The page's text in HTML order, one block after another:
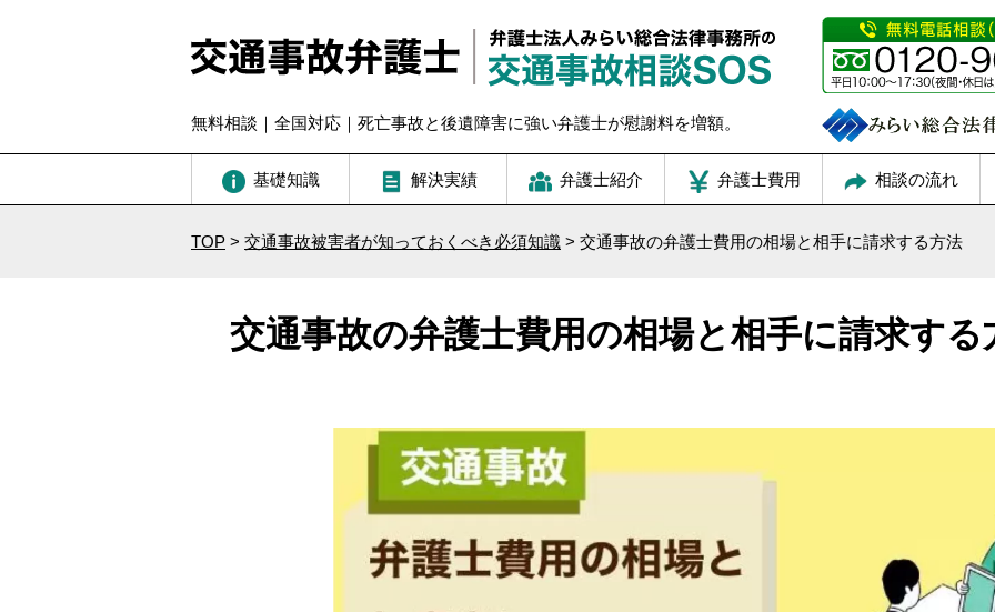
無料相談｜全国対応｜死亡事故と後遺障害に強い弁護士が慰謝料を増額。
基礎知識 解決実績 弁護士紹介 弁護士費用 相談の流れ
TOP > 交通事故被害者が知っておくべき必須知識 > 交通事故の弁護士費用の相場と相手に請求する方法
交通事故の弁護士費用の相場と相手に請求する